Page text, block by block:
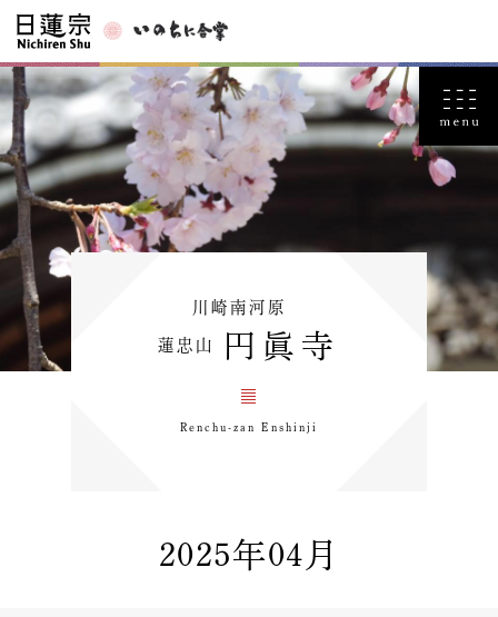
川崎南河原
蓮忠山 円眞寺
Renchu-zan Enshinji
2025年04月